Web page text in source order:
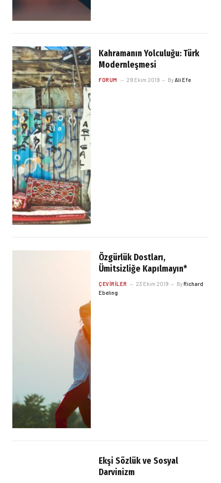
Kahramanın Yolculuğu: Türk
Modernleşmesi
FORUM 29 Ekim 2019 ByAli Efe
Özgürlük Dostları,
Ümitsizliğe Kapılmayın*
ÇEVIRILER 23 Ekim 2019 ByRichard
Ebeling
Ekşi Sözlük ve Sosyal
Darvinizm